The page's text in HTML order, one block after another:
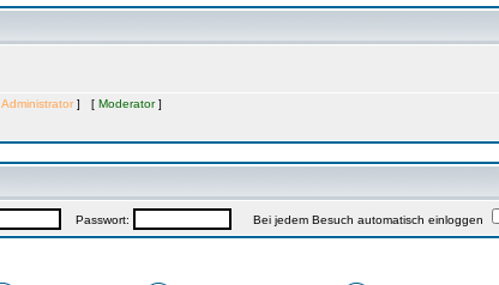
Administrator ] [ Moderator]
Passwort: Bei jedem Besuch automatisch einloggen